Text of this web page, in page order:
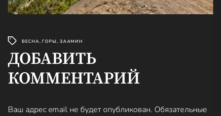
ВЕСНА,ГОРЫ, ЗААМИН
ДОБАВИТЬ
КОММЕНТАРИЙ
Ваш адрес email не будет опубликован. Обязательные